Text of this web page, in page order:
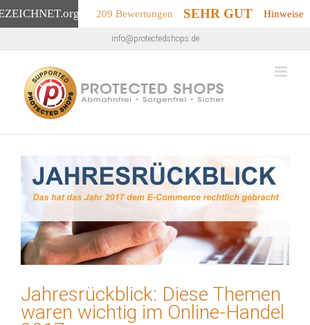
.org 209 Bewertungen SEHR GUT Hinweise
Inhalt
springen
info@protectedshops.de
Jahresrückblick: Diese Themen
waren wichtig im Online-Handel